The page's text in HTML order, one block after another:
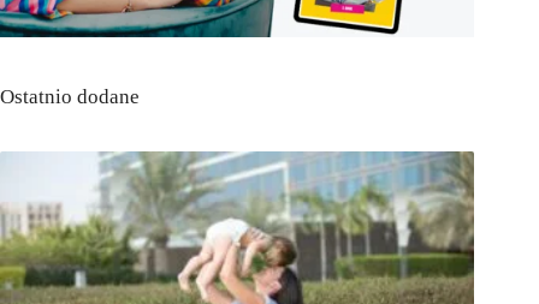
Ostatnio dodane